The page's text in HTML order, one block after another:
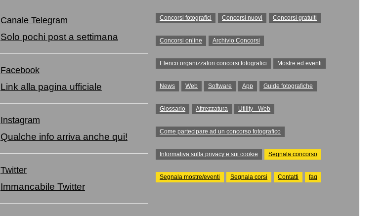
Canale Telegram
Solo pochi post a settimana
Facebook
Link alla pagina ufficiale
Instagram
Qualche info arriva anche qui!
Twitter
Immancabile Twitter
Concorsi fotografici Concorsi nuovi Concorsi gratuiti
Concorsi online Archivio Concorsi
Elenco organizzatori concorsi fotografici Mostre ed eventi
News Web Software App Guide fotografiche
Glossario Attrezzatura Utility - Web
Come partecipare ad un concorso fotografico
Informativa sulla privacy e sui cookie Segnala concorso
Segnala mostre/eventi Segnala corsi Contatti faq